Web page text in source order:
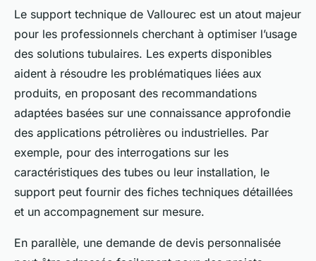
Le support technique de Vallourec est un atout majeur
pour les professionnels cherchant à optimiser l’usage
des solutions tubulaires. Les experts disponibles
aident à résoudre les problématiques liées aux
produits, en proposant des recommandations
adaptées basées sur une connaissance approfondie
des applications pétrolières ou industrielles. Par
exemple, pour des interrogations sur les
caractéristiques des tubes ou leur installation, le
support peut fournir des fiches techniques détaillées
et un accompagnement sur mesure.
En parallèle, une demande de devis personnalisée